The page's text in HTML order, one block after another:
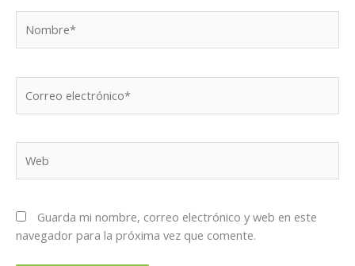
electrónico*
Guarda mi nombre, correo electrónico y web en este
navegador para la próxima vez que comente.